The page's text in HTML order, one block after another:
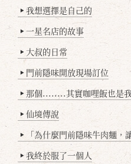
▶ 我想選擇是自己的
▶ 一星名店的故事
▶ 大叔的日常
▶ 門前隱味開放現場訂位
▶ 那個........其實咖哩飯也是我
▶ 仙境傳說
▶ 「為什麼門前隱味牛肉麵，讓無數
▶ 我終於服了一個人